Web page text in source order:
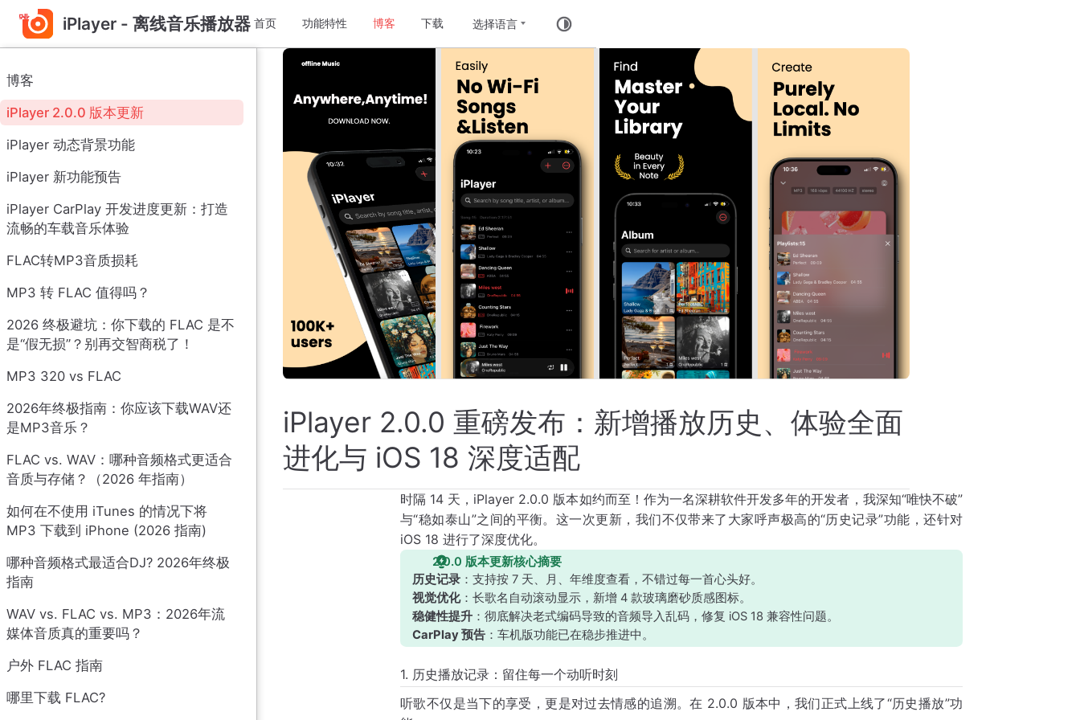
跳
至
主
內
容
iPlayer - 离线音乐播放器 首页 功能特性 博客 下载
博客
iPlayer 2.0.0 版本更新
iPlayer 动态背景功能
iPlayer 新功能预告
iPlayer CarPlay 开发进度更新：打造
流畅的车载音乐体验
FLAC转MP3音质损耗
MP3 转 FLAC 值得吗？
2026 终极避坑：你下载的 FLAC 是不
是“假无损”？别再交智商税了！
MP3 320 vs FLAC
2026年终极指南：你应该下载WAV还
是MP3音乐？
FLAC vs. WAV：哪种音频格式更适合
音质与存储？（2026 年指南）
如何在不使用 iTunes 的情况下将
MP3 下载到 iPhone (2026 指南)
哪种音频格式最适合DJ? 2026年终极
指南
WAV vs. FLAC vs. MP3：2026年流
媒体音质真的重要吗？
户外 FLAC 指南
哪里下载 FLAC?
iPlayer 2.0.0 重磅发布：新增播放历史、体验全面
进化与 iOS 18 深度适配
时隔 14 天，iPlayer 2.0.0 版本如约而至！作为一名深耕软件开发多年的开发者，我深知“唯快不破”
与“稳如泰山”之间的平衡。这一次更新，我们不仅带来了大家呼声极高的“历史记录”功能，还针对
iOS 18 进行了深度优化。
2.0.0 版本更新核心摘要
历史记录：支持按 7 天、月、年维度查看，不错过每一首心头好。
视觉优化：长歌名自动滚动显示，新增 4 款玻璃磨砂质感图标。
稳健性提升：彻底解决老式编码导致的音频导入乱码，修复 iOS 18 兼容性问题。
CarPlay 预告：车机版功能已在稳步推进中。
1. 历史播放记录：留住每一个动听时刻
听歌不仅是当下的享受，更是对过去情感的追溯。在 2.0.0 版本中，我们正式上线了“历史播放”功